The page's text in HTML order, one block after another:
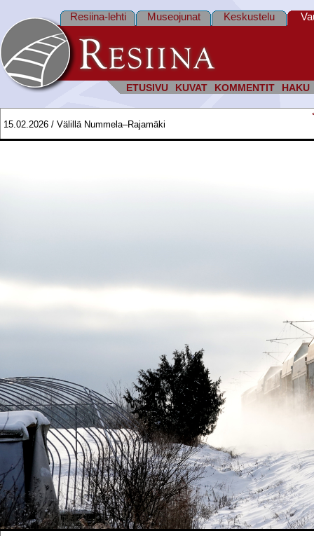
ETUSIVU KUVAT KOMMENTIT HAKU
Resiina-lehti Museojunat Keskustelu
15.02.2026 / Välillä Nummela–Rajamäki